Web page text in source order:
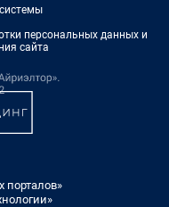
персональных данных и
сайта
порталов»